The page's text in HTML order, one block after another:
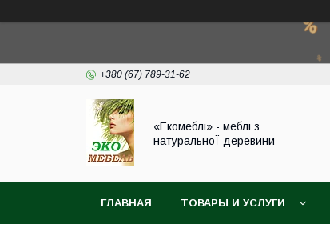
+380 (67) 789-31-62
«Екомеблі» - меблі з
натуральноЇ деревини
ГЛАВНАЯ ТОВАРЫ И УСЛУГИ